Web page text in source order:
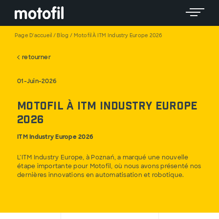
Page D'accueil / Blog / Motofil À ITM Industry Europe 2026
retourner
01-Juin-2026
Motofil à ITM Industry Europe
2026
ITM Industry Europe 2026
L’ITM Industry Europe, à Poznań, a marqué une nouvelle
étape importante pour Motofil, où nous avons présenté nos
dernières innovations en automatisation et robotique.